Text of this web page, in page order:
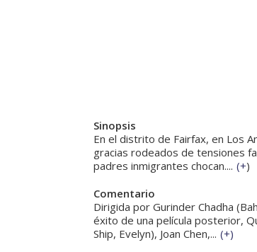
Sinopsis
En el distrito de Fairfax, en Los
gracias rodeados de tensiones
padres inmigrantes chocan.... (+)
Comentario
Dirigida por Gurinder Chadha
éxito de una película posterior,
Ship, Evelyn), Joan Chen,... (+)